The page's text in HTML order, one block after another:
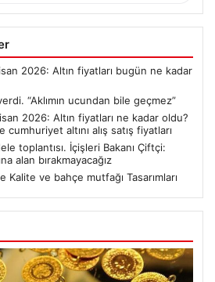
2026: Altın fiyatları bugün ne kadar
“Aklımın ucundan bile geçmez”
2026: Altın fiyatları ne kadar oldu?
cumhuriyet altını alış satış fiyatları
toplantısı. İçişleri Bakanı Çiftçi:
alan bırakmayacağız
Kalite ve bahçe mutfağı Tasarımları